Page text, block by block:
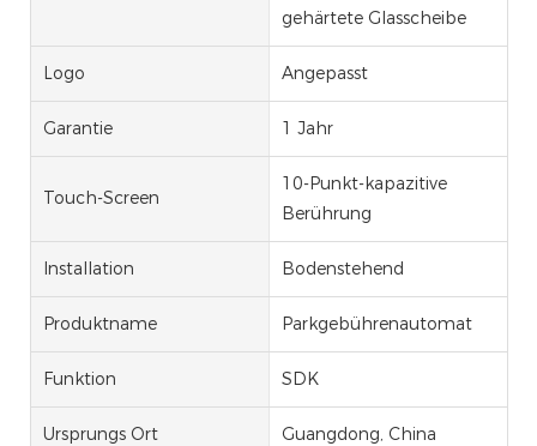
gehärtete Glasscheibe
Logo Angepasst
Garantie 1 Jahr
Touch-Screen
10-Punkt-kapazitive
Berührung
Installation Bodenstehend
Produktname Parkgebührenautomat
Funktion SDK
Ursprungs Ort Guangdong, China